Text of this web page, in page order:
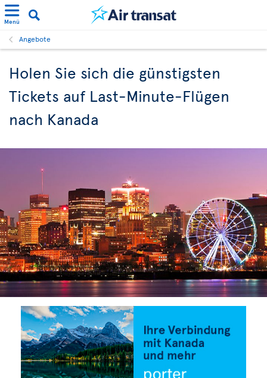
Menü
Angebote
Holen Sie sich die günstigsten
Tickets auf Last-Minute-Flügen
nach Kanada